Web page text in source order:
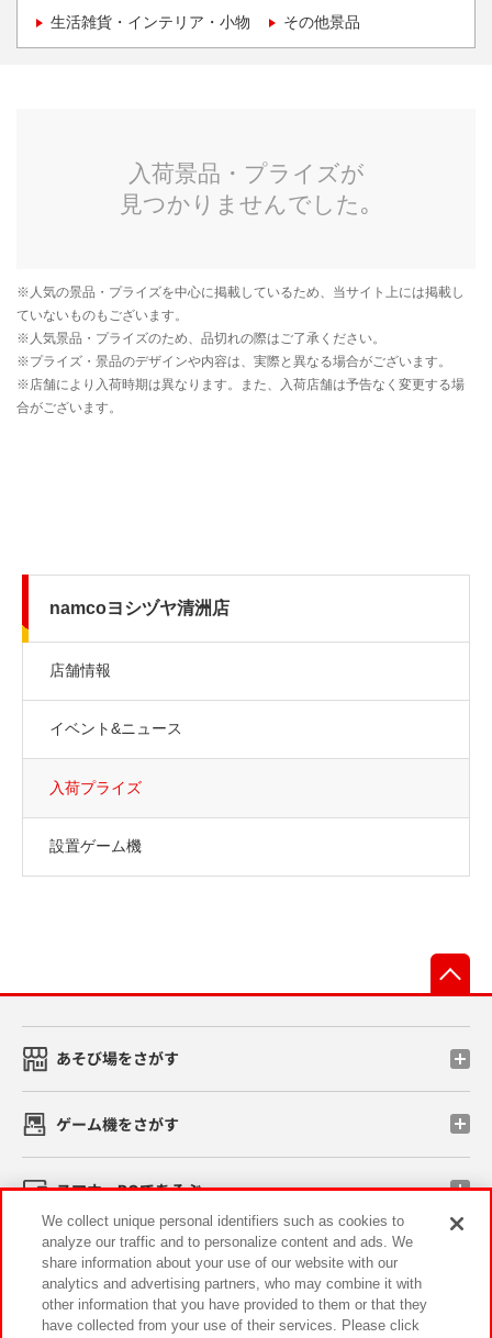
生活雑貨・インテリア・小物 その他景品
namcoヨシヅヤ清洲店
店舗情報
イベント&ニュース
入荷プライズ
設置ゲーム機
あそび場をさがす
ゲーム機をさがす
スマホ・PCであそぶ
イベント・キャンペーン
We collect unique personal identifiers such as cookies to
analyze our traffic and to personalize content and ads. We
share information about your use of our website with our
analytics and advertising partners, who may combine it with
other information that you have provided to them or that they
have collected from your use of their services. Please click